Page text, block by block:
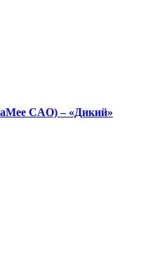
CAO) – «Дикий»